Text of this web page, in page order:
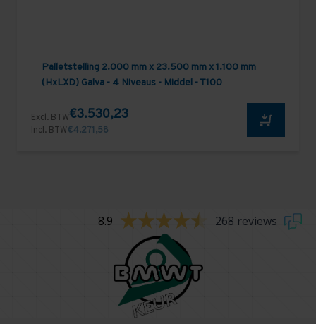
Palletstelling 2.000 mm x 23.500 mm x 1.100 mm
(HxLXD) Galva - 4 Niveaus - Middel - T100
Excl. BTW€3.530,23
Incl. BTW€4.271,58
8.9 268 reviews